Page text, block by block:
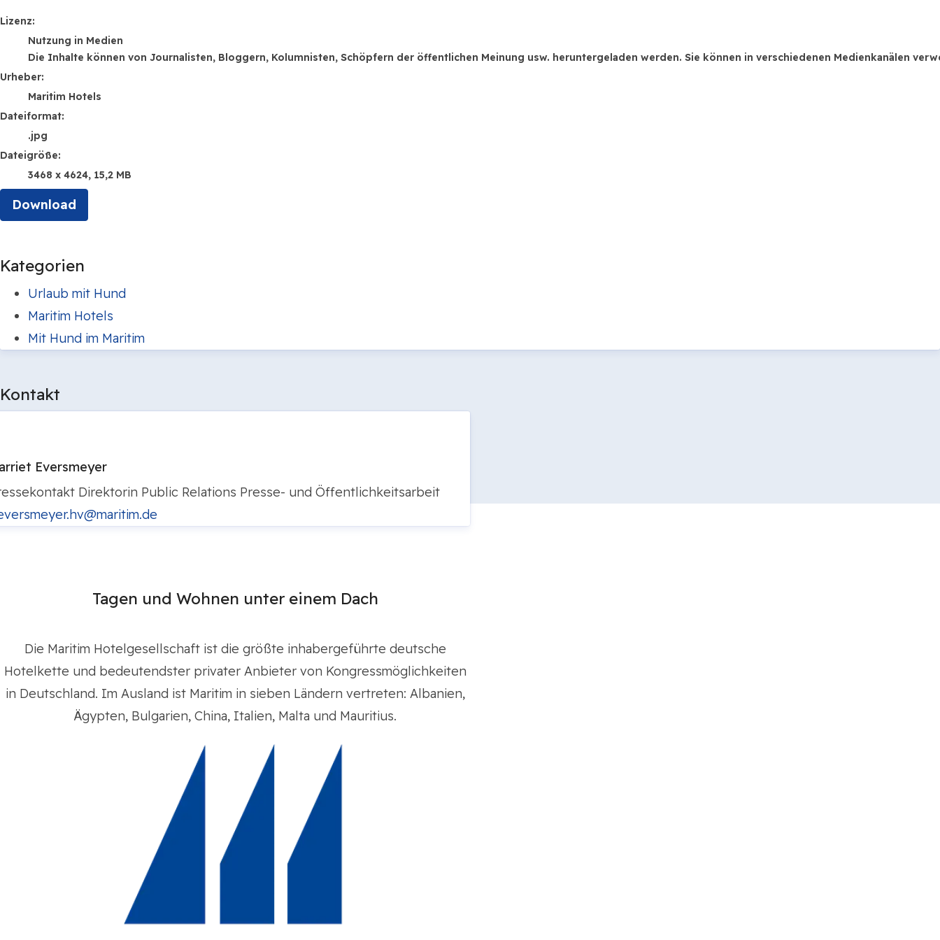
Maritim Hotels
Lizenz:
Nutzung in Medien
Die Inhalte können von Journalisten, Bloggern, Kolumnisten, Schöpfern der öffentlichen Meinung usw. heruntergeladen werden. Sie können in verschiedenen
Urheber:
Maritim Hotels
Dateiformat:
.jpg
Dateigröße:
3468 x 4624, 15,2 MB
Download
Kategorien
Urlaub mit Hund
Maritim Hotels
Mit Hund im Maritim
Kontakt
Eversmeyer
Direktorin Public Relations Presse- und Öffentlichkeitsarbeit
Tagen und Wohnen unter einem Dach
Die Maritim Hotelgesellschaft ist die größte inhabergeführte deutsche
Hotelkette und bedeutendster privater Anbieter von Kongressmöglichkeiten
in Deutschland. Im Ausland ist Maritim in sieben Ländern vertreten: Albanien,
Ägypten, Bulgarien, China, Italien, Malta und Mauritius.